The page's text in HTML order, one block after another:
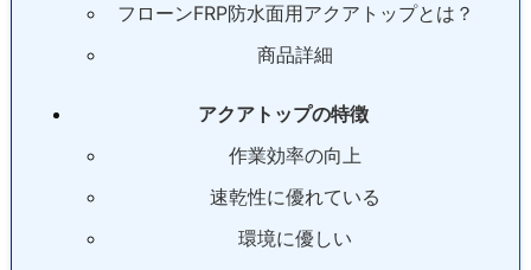
フローンFRP防水面用アクアトップとは？
商品詳細
アクアトップの特徴
作業効率の向上
速乾性に優れている
環境に優しい